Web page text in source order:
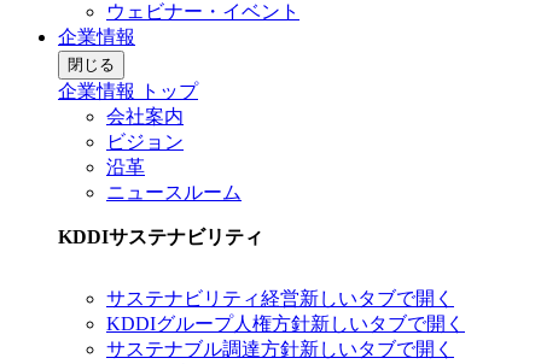
ウェビナー・イベント
企業情報
閉じる
企業情報 トップ
会社案内
ビジョン
沿革
ニュースルーム
KDDIサステナビリティ
サステナビリティ経営新しいタブで開く
KDDIグループ人権方針新しいタブで開く
サステナブル調達方針新しいタブで開く